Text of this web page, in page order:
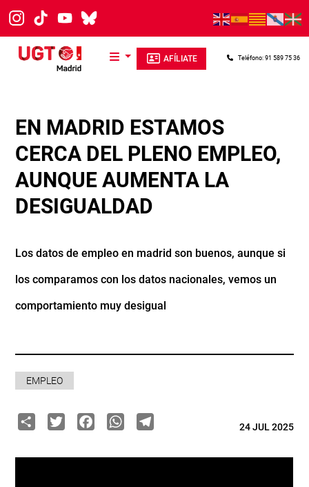
Pasar al contenido principal
AFÍLIATE Teléfono: 91 589 75 36
EN MADRID ESTAMOS
CERCA DEL PLENO EMPLEO,
AUNQUE AUMENTA LA
DESIGUALDAD
Los datos de empleo en madrid son buenos, aunque si
los comparamos con los datos nacionales, vemos un
comportamiento muy desigual
EMPLEO
ShareTwitterFacebook
WhatsApp
Telegram24 JUL 2025